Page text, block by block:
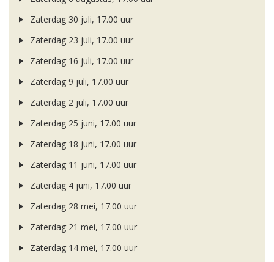
Zaterdag 30 juli, 17.00 uur
Zaterdag 23 juli, 17.00 uur
Zaterdag 16 juli, 17.00 uur
Zaterdag 9 juli, 17.00 uur
Zaterdag 2 juli, 17.00 uur
Zaterdag 25 juni, 17.00 uur
Zaterdag 18 juni, 17.00 uur
Zaterdag 11 juni, 17.00 uur
Zaterdag 4 juni, 17.00 uur
Zaterdag 28 mei, 17.00 uur
Zaterdag 21 mei, 17.00 uur
Zaterdag 14 mei, 17.00 uur